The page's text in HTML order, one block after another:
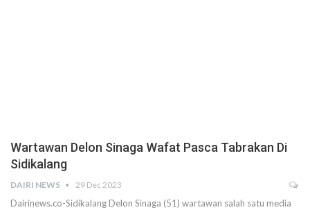
Wartawan Delon Sinaga Wafat Pasca Tabrakan Di
Sidikalang
DAIRI NEWS 29 Dec 2023
Dairinews.co-Sidikalang Delon Sinaga (51) wartawan salah satu media